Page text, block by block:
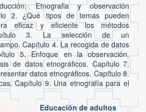
Etnografia y observación
2. ¿Qué tipos de temas pueden
eficaz y eficiente los métodos
3. La selección de un
Capítulo 4. La recogida de datos
5. Enfoque en la observación.
de datos etnográficos. Capítulo 7.
datos etnográficos. Capítulo 8.
Capítulo 9. Una etnografía para el
Educación de adultos